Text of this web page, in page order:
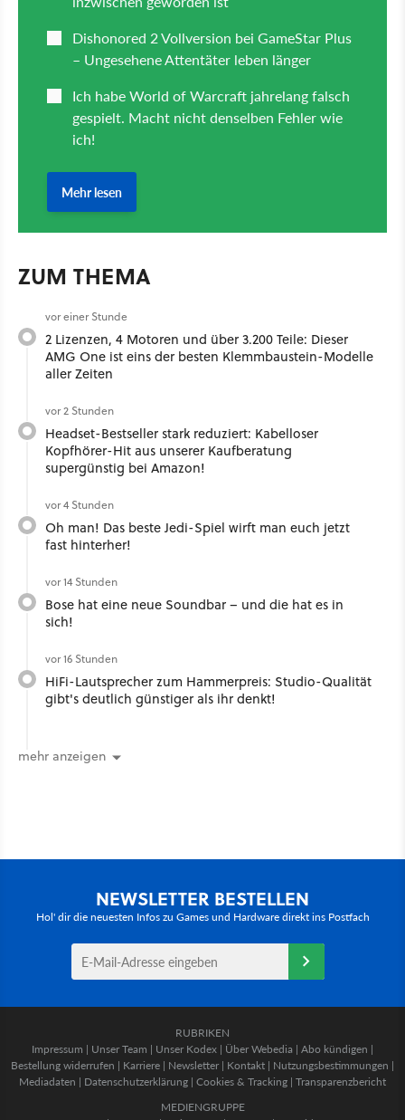
ZUM THEMA
vor einer Stunde
2 Lizenzen, 4 Motoren und über 3.200 Teile: Dieser
AMG One ist eins der besten Klemmbaustein-Modelle
aller Zeiten
vor 2 Stunden
Headset-Bestseller stark reduziert: Kabelloser
Kopfhörer-Hit aus unserer Kaufberatung
supergünstig bei Amazon!
vor 4 Stunden
Oh man! Das beste Jedi-Spiel wirft man euch jetzt
fast hinterher!
vor 14 Stunden
Bose hat eine neue Soundbar – und die hat es in
sich!
vor 16 Stunden
HiFi-Lautsprecher zum Hammerpreis: Studio-Qualität
gibt's deutlich günstiger als ihr denkt!
mehr anzeigen
NEWSLETTER BESTELLEN
Hol' dir die neuesten Infos zu Games und Hardware direkt ins Postfach
RUBRIKEN
Impressum | Unser Team | Unser Kodex | Über Webedia | Abo kündigen |
Bestellung widerrufen | Karriere | Newsletter | Kontakt | Nutzungsbestimmungen |
Mediadaten | Datenschutzerklärung | Cookies & Tracking | Transparenzbericht
MEDIENGRUPPE